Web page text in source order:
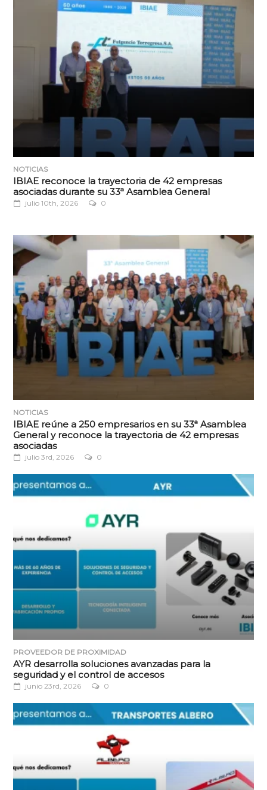
NOTICIAS
IBIAE reconoce la trayectoria de 42 empresas
asociadas durante su 33ª Asamblea General
julio 10th, 2026 0
NOTICIAS
IBIAE reúne a 250 empresarios en su 33ª Asamblea
General y reconoce la trayectoria de 42 empresas
asociadas
julio 3rd, 2026 0
PROVEEDOR DE PROXIMIDAD
AYR desarrolla soluciones avanzadas para la
seguridad y el control de accesos
junio 23rd, 2026 0